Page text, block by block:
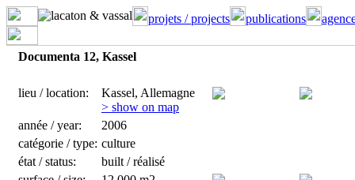
projets / projects publications
Documenta 12, Kassel
lieu / location:
Kassel, Allemagne
> show on map
année / year:
2006
catégorie / type: culture
état / status:
built / réalisé